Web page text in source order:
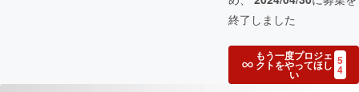
終了しました
もう一度プロジェ
クトをやってほし
い
5
4